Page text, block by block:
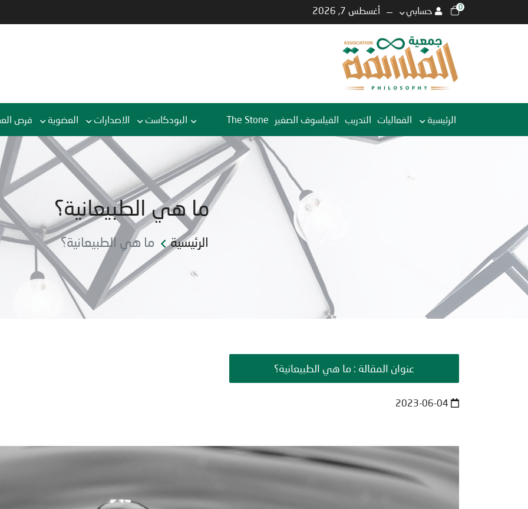
0 حسابي أغسطس 7, 2026
الرئيسية الفعاليات التدريب الفيلسوف الصغير The Stone البودكاست الاصدارات العضوية فرص
ما هي الطبيعانية؟
الرئيسية ما هي الطبيعانية؟
عنوان المقالة : ما هي الطبيعانية؟